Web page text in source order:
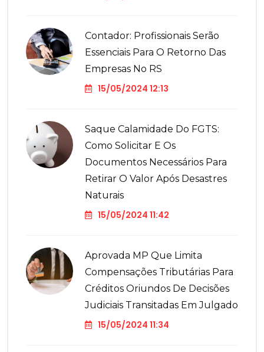
Contador: Profissionais Serão
Essenciais Para O Retorno Das
Empresas No RS
15/05/2024 12:13
Saque Calamidade Do FGTS:
Como Solicitar E Os
Documentos Necessários Para
Retirar O Valor Após Desastres
Naturais
15/05/2024 11:42
Aprovada MP Que Limita
Compensações Tributárias Para
Créditos Oriundos De Decisões
Judiciais Transitadas Em Julgado
15/05/2024 11:34